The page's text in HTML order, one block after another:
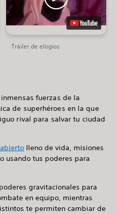
Tráiler de elogios
fuerzas de la
de superhéroes en la que
rival para salvar tu ciudad
lleno de vida, misiones
usando tus poderes para
gravitacionales para
en equipo, mientras
te permiten cambiar de